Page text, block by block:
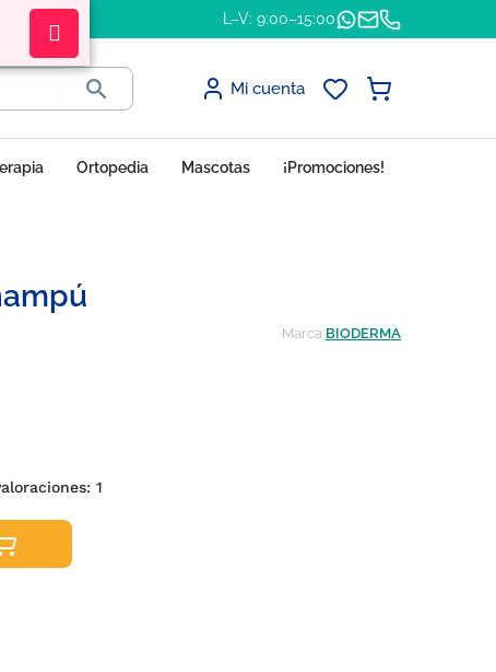
L–V: 9:00–15:00
 Mi cuenta
Ortopedia Mascotas ¡Promociones!
Marca BIODERMA
1